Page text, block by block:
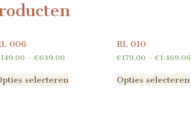
006
149.00 –€639.00
selecteren
RL 010
€179.00 –€1,469.00
Opties selecteren